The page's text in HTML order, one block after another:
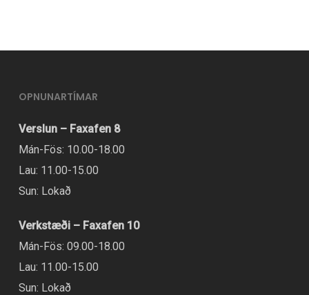
OPNUNARTÍMAR
Verslun – Faxafen 8
Mán-Fös: 10.00-18.00
Lau: 11.00-15.00
Sun: Lokað
Verkstæði – Faxafen 10
Mán-Fös: 09.00-18.00
Lau: 11.00-15.00
Sun: Lokað